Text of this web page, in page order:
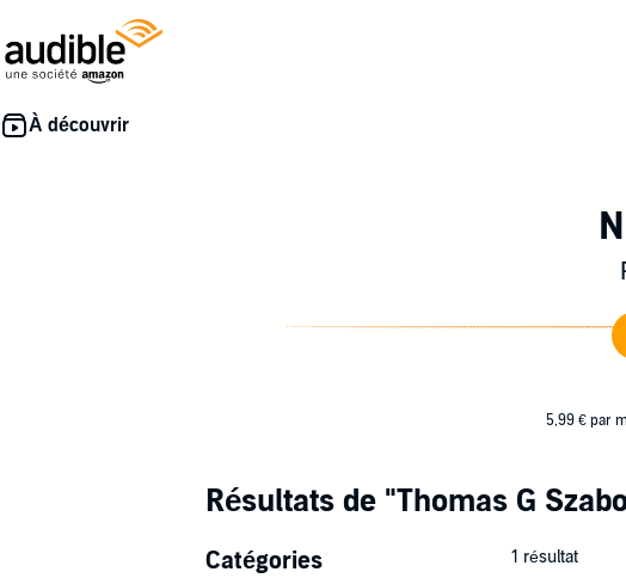
5,99 € par
Résultats de "Thomas G
Catégories 1 résultat